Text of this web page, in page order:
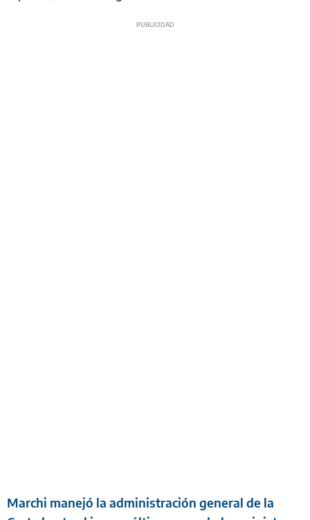
Marchi manejó la administración general de la